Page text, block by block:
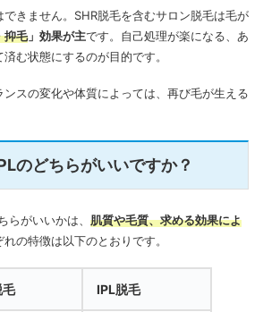
できません。SHR脱毛を含むサロン脱毛は毛が
抑毛」効果が主です。自己処理が楽になる、あ
む状態にするのが目的です。
スの変化や体質によっては、再び毛が生える
のどちらがいいですか？
らがいいかは、 肌質や毛質、求める効果によ
れの特徴は以下のとおりです。
毛 IPL脱毛